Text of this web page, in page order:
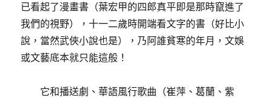
已看起了漫畫書（葉宏甲的四郎真平即是那時竄進了
我們的視野），十一二歲時開端看文字的書（好比小
說，當然武俠小說也是），乃阿誰貧寒的年月，文娛
或文藝底本就只能這般！
它和播送劇、華語風行歌曲（崔萍、葛蘭、紫